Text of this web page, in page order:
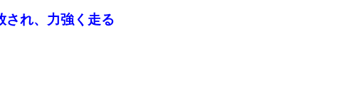
され、力強く走る